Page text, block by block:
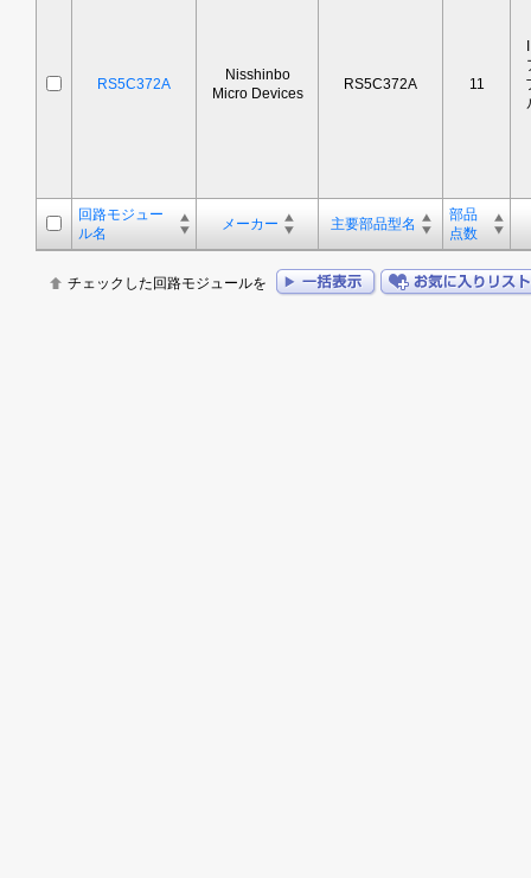
RS5C372A
Nisshinbo
Micro Devices
RS5C372A 11
回路モジュー
ル名
メーカー 主要部品型名
部品
点数
チェックした回路モジュールを